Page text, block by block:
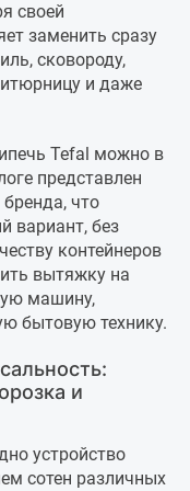
своей
заменить сразу
сковороду,
и даже
Tefal можно в
представлен
что
вариант, без
контейнеров
вытяжку на
машину,
бытовую технику.
и
устройство
сотен различных